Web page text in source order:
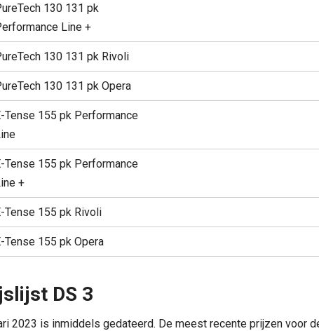
130 131 pk
Line +
130 131 pk Rivoli
130 131 pk Opera
Tense 155 pk Performance
Tense 155 pk Performance
+
Tense 155 pk Rivoli
Tense 155 pk Opera
DS 3
2023 is inmiddels gedateerd. De meest recente prijzen voor